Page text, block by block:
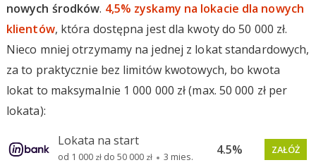
nowych środków. 4,5% zyskamy na lokacie dla nowych
klientów, która dostępna jest dla kwoty do 50 000 zł.
Nieco mniej otrzymamy na jednej z lokat standardowych,
za to praktycznie bez limitów kwotowych, bo kwota
lokat to maksymalnie 1 000 000 zł (max. 50 000 zł per
lokata):